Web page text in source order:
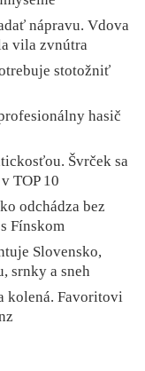
nápravu. Vdova
vila zvnútra
stotožniť
hasič
Švrček sa
TOP 10
odchádza bez
Fínskom
Slovensko,
srnky a sneh
kolená. Favoritovi